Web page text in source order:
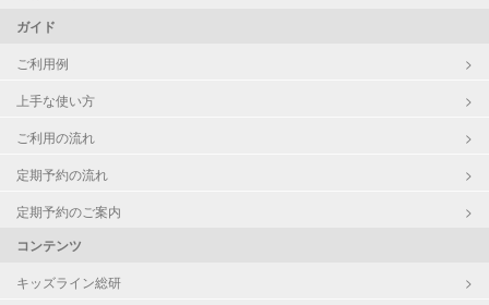
ガイド
ご利用例
上手な使い方
ご利用の流れ
定期予約の流れ
定期予約のご案内
コンテンツ
キッズライン総研